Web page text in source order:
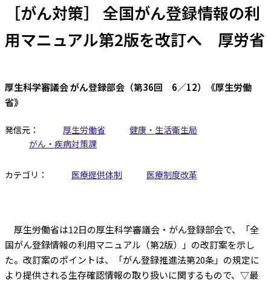
［がん対策］ 全国がん登録情報の利
用マニュアル第2版を改訂へ 厚労省
厚生科学審議会 がん登録部会（第36回 6／12）《厚生労働
省》
発信元： 厚生労働省
健康・生活衛生局
がん・疾病対策課
カテゴリ： 医療提供体制 医療制度改革
厚生労働省は12日の厚生科学審議会・がん登録部会で、「全
国がん登録情報の利用マニュアル（第2版）」の改訂案を示し
た。改訂案のポイントは、「がん登録推進法第20条」の規定に
より提供される生存確認情報の取り扱いに関するもので、▽最